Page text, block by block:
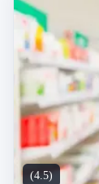
(4.5)